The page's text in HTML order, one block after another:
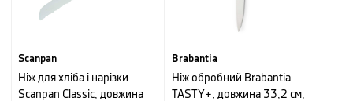
Scanpan
Ніж для хліба і нарізки
Scanpan Classic, довжина
Brabantia
Ніж обробний Brabantia
TASTY+, довжина 33,2 см,